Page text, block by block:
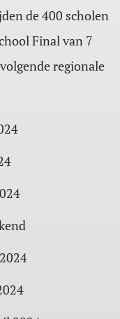
de 400 scholen
Final van 7
regionale